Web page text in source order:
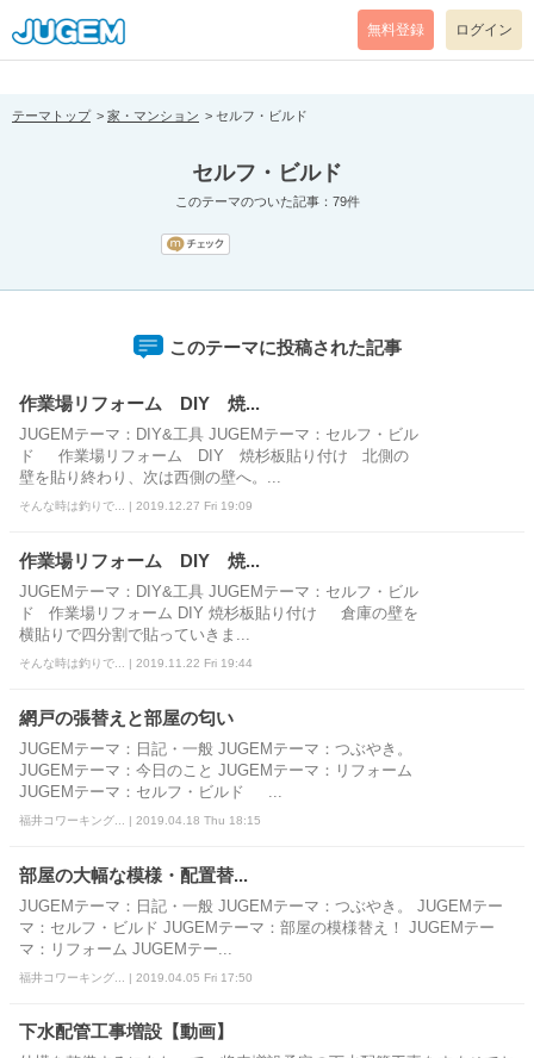
[pear_error: message="Success" code=0 mode=return level=notice
prefix="" info=""]
無料登録 ログイン
テーマトップ 家・マンション セルフ・ビルド
セルフ・ビルド
このテーマのついた記事：79件
このテーマに投稿された記事
作業場リフォーム DIY 焼...
JUGEMテーマ：DIY&工具 JUGEMテーマ：セルフ・ビル
ド 作業場リフォーム DIY 焼杉板貼り付け 北側の
壁を貼り終わり、次は西側の壁へ。...
そんな時は釣りで... | 2019.12.27 Fri 19:09
作業場リフォーム DIY 焼...
JUGEMテーマ：DIY&工具 JUGEMテーマ：セルフ・ビル
ド 作業場リフォーム DIY 焼杉板貼り付け 倉庫の壁を
横貼りで四分割で貼っていきま...
そんな時は釣りで... | 2019.11.22 Fri 19:44
網戸の張替えと部屋の匂い
JUGEMテーマ：日記・一般 JUGEMテーマ：つぶやき。
JUGEMテーマ：今日のこと JUGEMテーマ：リフォーム
JUGEMテーマ：セルフ・ビルド ...
福井コワーキング... | 2019.04.18 Thu 18:15
部屋の大幅な模様・配置替...
JUGEMテーマ：日記・一般 JUGEMテーマ：つぶやき。 JUGEMテー
マ：セルフ・ビルド JUGEMテーマ：部屋の模様替え！ JUGEMテー
マ：リフォーム JUGEMテー...
福井コワーキング... | 2019.04.05 Fri 17:50
下水配管工事増設【動画】